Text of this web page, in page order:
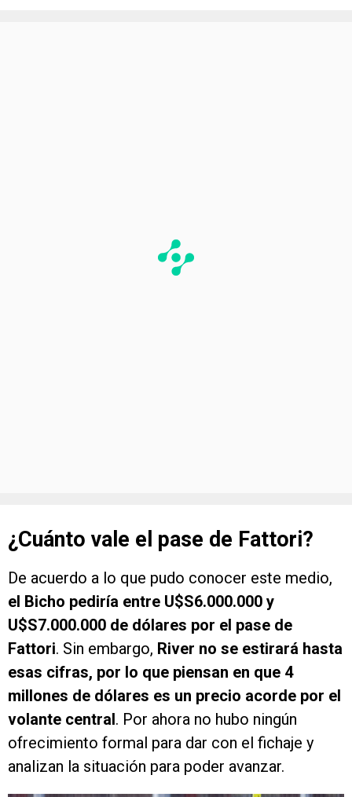
¿Cuánto vale el pase de Fattori?
De acuerdo a lo que pudo conocer este medio,
el Bicho pediría entre U$S6.000.000 y
U$S7.000.000 de dólares por el pase de
Fattori. Sin embargo, River no se estirará hasta
esas cifras, por lo que piensan en que 4
millones de dólares es un precio acorde por el
volante central. Por ahora no hubo ningún
ofrecimiento formal para dar con el fichaje y
analizan la situación para poder avanzar.